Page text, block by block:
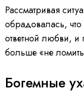
Рассматривая
обрадовалась, что
ответной любви,
больше «не
Богемные